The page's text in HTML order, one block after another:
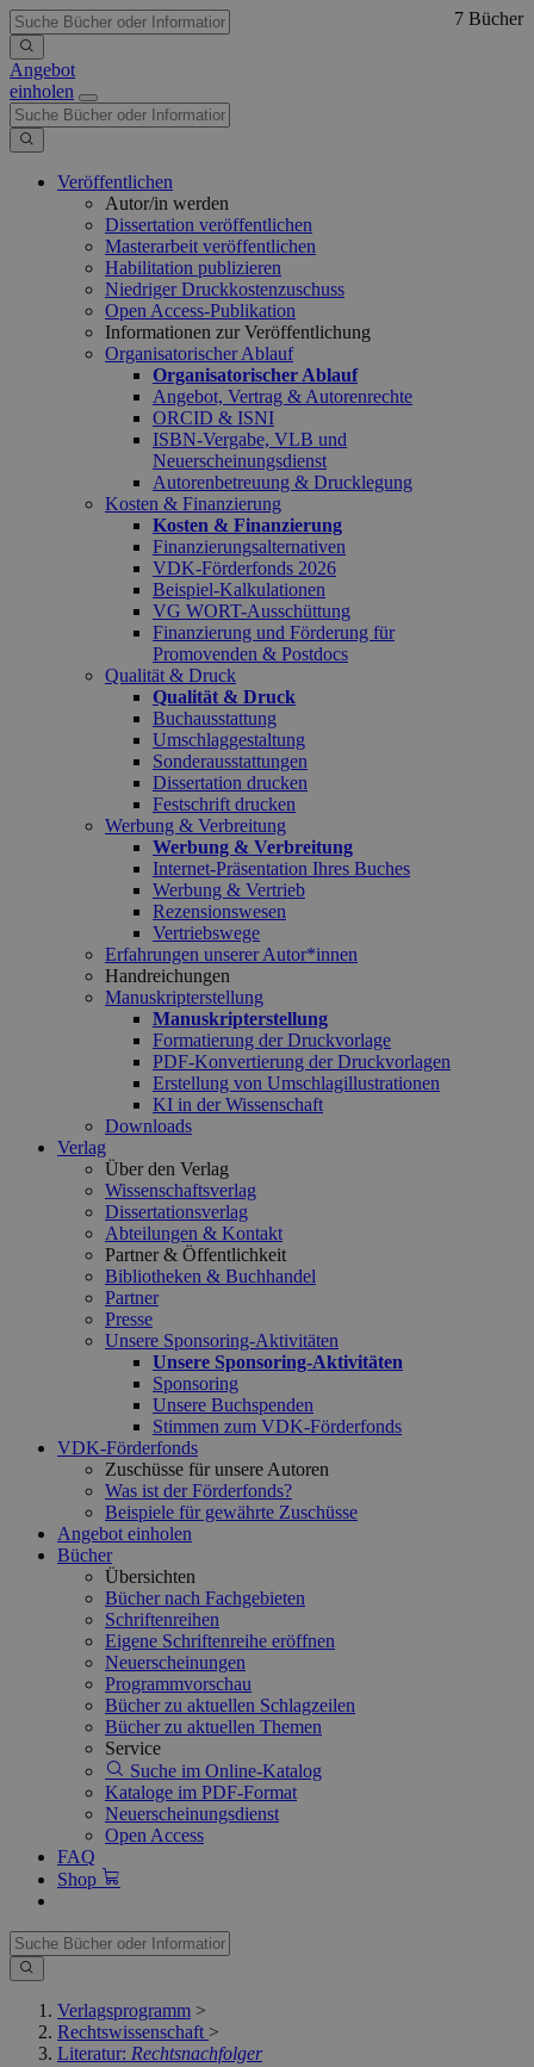
Angebot
einholen
Veröffentlichen
Autor/in werden
Dissertation veröffentlichen
Masterarbeit veröffentlichen
Habilitation publizieren
Niedriger Druckkostenzuschuss
Open Access-Publikation
Informationen zur Veröffentlichung
Organisatorischer Ablauf
Organisatorischer Ablauf
Angebot, Vertrag & Autorenrechte
ORCID & ISNI
ISBN-Vergabe, VLB und
Neuerscheinungsdienst
Autorenbetreuung & Drucklegung
Kosten & Finanzierung
Kosten & Finanzierung
Finanzierungsalternativen
VDK-Förderfonds 2026
Beispiel-Kalkulationen
VG WORT-Ausschüttung
Finanzierung und Förderung für
Promovenden & Postdocs
Qualität & Druck
Qualität & Druck
Buchausstattung
Umschlaggestaltung
Sonderausstattungen
Dissertation drucken
Festschrift drucken
Werbung & Verbreitung
Werbung & Verbreitung
Internet-Präsentation Ihres Buches
Werbung & Vertrieb
Rezensionswesen
Vertriebswege
Erfahrungen unserer Autor*innen
Handreichungen
Manuskripterstellung
Manuskripterstellung
Formatierung der Druckvorlage
PDF-Konvertierung der Druckvorlagen
Erstellung von Umschlagillustrationen
KI in der Wissenschaft
Downloads
Verlag
Über den Verlag
Wissenschaftsverlag
Dissertationsverlag
Abteilungen & Kontakt
Partner & Öffentlichkeit
Bibliotheken & Buchhandel
Partner
Presse
Unsere Sponsoring-Aktivitäten
Unsere Sponsoring-Aktivitäten
Sponsoring
Unsere Buchspenden
Stimmen zum VDK-Förderfonds
VDK-Förderfonds
Zuschüsse für unsere Autoren
Was ist der Förderfonds?
Beispiele für gewährte Zuschüsse
Angebot einholen
Bücher
Übersichten
Bücher nach Fachgebieten
Schriftenreihen
Eigene Schriftenreihe eröffnen
Neuerscheinungen
Programmvorschau
Bücher zu aktuellen Schlagzeilen
Bücher zu aktuellen Themen
Service
Suche im Online-Katalog
Kataloge im PDF-Format
Neuerscheinungsdienst
Open Access
FAQ
Shop
Verlagsprogramm >
Rechtswissenschaft >
Literatur: Rechtsnachfolger
7 Bücher